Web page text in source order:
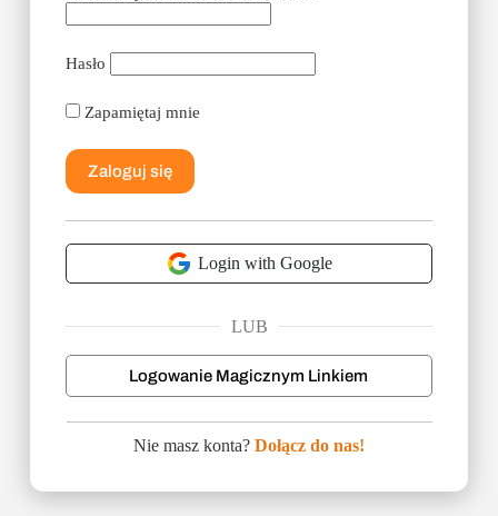
Hasło
Zapamiętaj mnie
Login with Google
LUB
Logowanie Magicznym Linkiem
Nie masz konta? Dołącz do nas!